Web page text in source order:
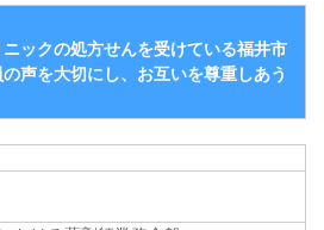
ニックの処方せんを受けている福井市
声を大切にし、お互いを尊重しあう